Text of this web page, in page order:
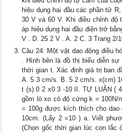
hiệu dụng hai đầu các phần tử
30 V và 60 V. Khi điều chỉnh
áp hiệu dụng hai đầu điện trở
V . D. 25 2 V . A. 2 C. 3 Trang 2/
Câu 24: Một vật dao động điều
. Hình bên là đồ thị biểu diễn
thời gian t. Xác định giá trị ban
A. 5 3 cm/s. B. 5 2 cm/s. x(cm)
t (s) 0 2 x0 3 -10 II. TỰ LUẬN (
gồm lò xo có độ cứng k = 100N/
= 100g được kích thích cho dao
10cm. (Lấy 2 =10 ) a. Viết
(Chọn gốc thời gian lúc con